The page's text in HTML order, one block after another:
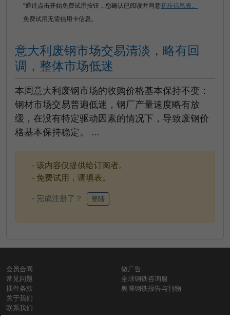
“通过点击开始免费试用按钮，您确认已阅读并同意初步信息表。
免费试用无需信用卡信息。
意大利废钢市场交易清淡，略有回
调，整体市场低迷
本周意大利废钢市场的收购价格基本保持不变：
钢材市场交易普遍低迷，钢厂产量速度略有放
缓，在没有特定驱动因素的情况下，导致废钢价
格基本保持稳定。 ...
- 该内容仅提供给订阅者。
- 免费试用，请填表。
- 完成注册了？ 登陆
会员合同
常见问题
插件条款
关于我们
联系我们
做广告
全球钢铁咨询服
奥博钢铁报告与刊物